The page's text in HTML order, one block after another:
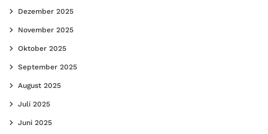
Dezember 2025
November 2025
Oktober 2025
September 2025
August 2025
Juli 2025
Juni 2025